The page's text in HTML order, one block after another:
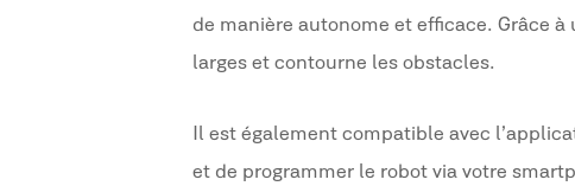
de manière autonome et efficace. Grâce
larges et contourne les obstacles.
Il est également compatible avec
et de programmer le robot via votre